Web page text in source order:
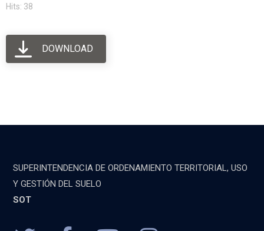
Hits: 38
DOWNLOAD
SUPERINTENDENCIA DE ORDENAMIENTO TERRITORIAL, USO
Y GESTIÓN DEL SUELO
SOT